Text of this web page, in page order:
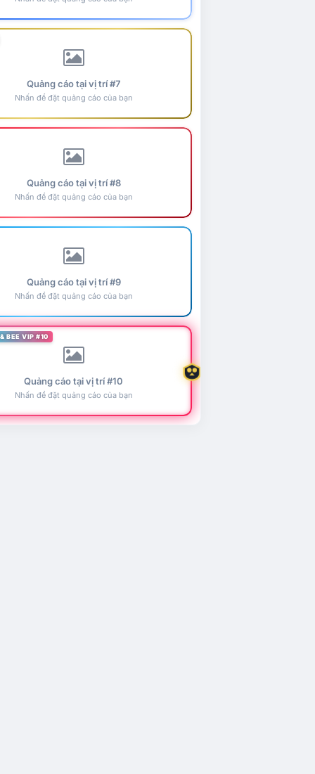
Quảng cáo tại vị trí #7
Nhấn để đặt quảng cáo của bạn
Quảng cáo tại vị trí #8
Nhấn để đặt quảng cáo của bạn
Quảng cáo tại vị trí #9
Nhấn để đặt quảng cáo của bạn
BEE VIP #10
Quảng cáo tại vị trí #10
Nhấn để đặt quảng cáo của bạn